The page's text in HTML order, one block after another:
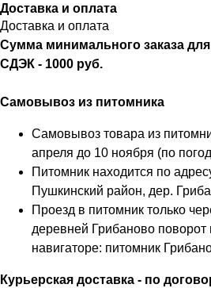
Доставка и оплата
Доставка и оплата
Сумма минимального заказа
СДЭК - 1000 руб.
Самовывоз из питомника
Самовывоз товара из
апреля до 10 ноября (по
Питомник находится по
Пушкинский район, дер.
Проезд в питомник только
деревней Грибаново
навигаторе: питомник
Курьерская доставка - по